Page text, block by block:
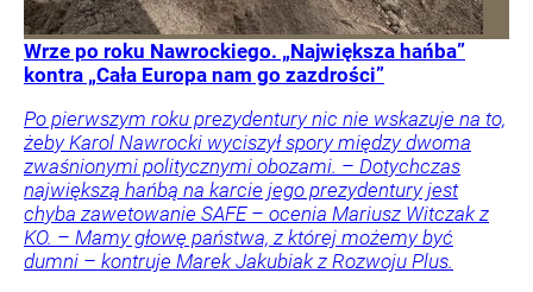
Wrze po roku Nawrockiego. „Największa hańba”
kontra „Cała Europa nam go zazdrości”
Po pierwszym roku prezydentury nic nie wskazuje na to,
żeby Karol Nawrocki wyciszył spory między dwoma
zwaśnionymi politycznymi obozami. – Dotychczas
największą hańbą na karcie jego prezydentury jest
chyba zawetowanie SAFE – ocenia Mariusz Witczak z
KO. – Mamy głowę państwa, z której możemy być
dumni – kontruje Marek Jakubiak z Rozwoju Plus.